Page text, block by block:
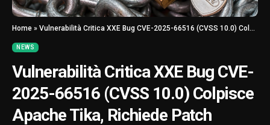
Home » Vulnerabilità Critica XXE Bug CVE-2025-66516 (CVSS 10.0) Colpisce Apache Tika, Richiede Patch Urgente
NEWS
Vulnerabilità Critica XXE Bug CVE-
2025-66516 (CVSS 10.0) Colpisce
Apache Tika, Richiede Patch